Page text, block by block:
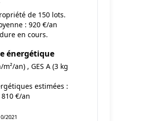
de 150 lots.
: 920 €/an
en cours.
énergétique
m²/an) , GES A (3 kg
estimées :
€/an
2021